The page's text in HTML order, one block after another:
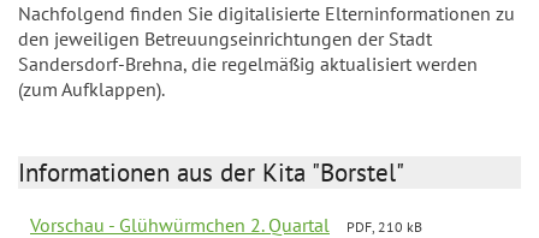
Nachfolgend finden Sie digitalisierte Elterninformationen zu
den jeweiligen Betreuungseinrichtungen der Stadt
Sandersdorf-Brehna, die regelmäßig aktualisiert werden
(zum Aufklappen).
Informationen aus der Kita "Borstel"
Vorschau - Glühwürmchen 2. Quartal
PDF, 210 kB